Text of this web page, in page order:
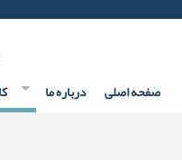
صفحه اصلی درباره ما